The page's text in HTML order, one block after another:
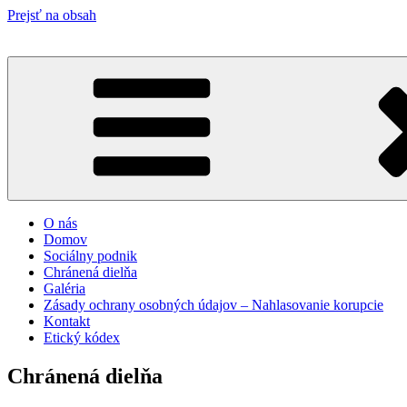
Prejsť na obsah
Chránená dielna
O nás
Domov
Sociálny podnik
Chránená dielňa
Galéria
Zásady ochrany osobných údajov – Nahlasovanie korupcie
Kontakt
Etický kódex
Chránená dielňa